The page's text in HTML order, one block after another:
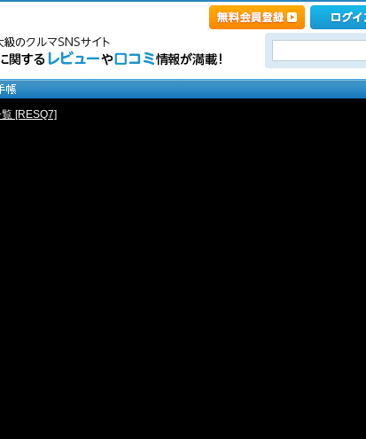
[RESQ7]